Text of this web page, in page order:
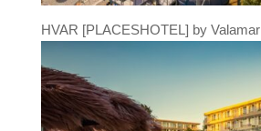
HVAR [PLACESHOTEL] by Valamar